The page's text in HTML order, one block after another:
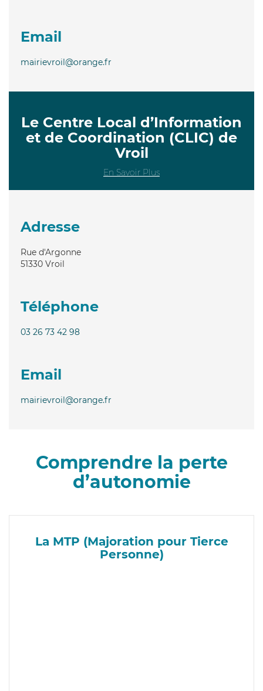
Email
mairievroil@orange.fr
Le Centre Local d’Information
et de Coordination (CLIC) de
Vroil
En Savoir Plus
Adresse
Rue d'Argonne
51330 Vroil
Téléphone
03 26 73 42 98
Email
mairievroil@orange.fr
Comprendre la perte
d’autonomie
La MTP (Majoration pour Tierce
Personne)